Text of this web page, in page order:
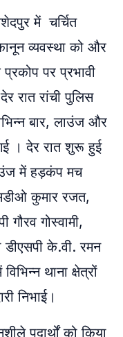
में चर्चित
व्यवस्था को और
पर प्रभावी
रात रांची पुलिस
बार, लाउंज और
। देर रात शुरू हुई
में हड़कंप मच
कुमार रजत,
गौरव गोस्वामी,
डीएसपी के.वी. रमन
थाना क्षेत्रों
निभाई।
पदार्थों को किया